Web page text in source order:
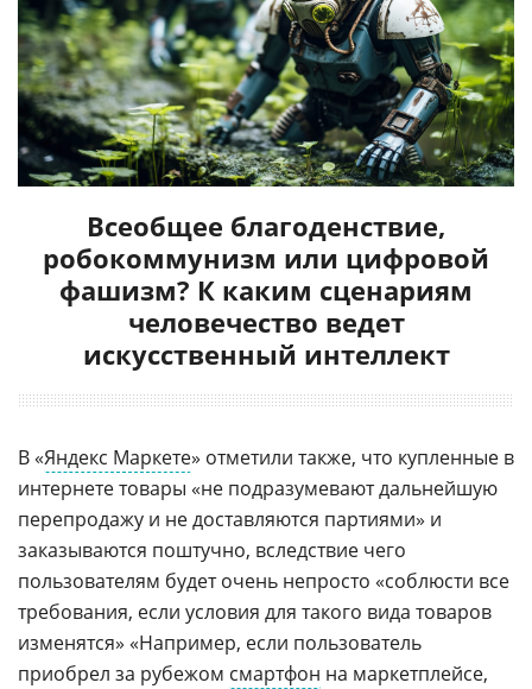
Всеобщее благоденствие,
робокоммунизм или цифровой
фашизм? К каким сценариям
человечество ведет
искусственный интеллект
В «Яндекс Маркете» отметили также, что купленные в
интернете товары «не подразумевают дальнейшую
перепродажу и не доставляются партиями» и
заказываются поштучно, вследствие чего
пользователям будет очень непросто «соблюсти все
требования, если условия для такого вида товаров
изменятся» «Например, если пользователь
приобрел за рубежом смартфон на маркетплейсе,